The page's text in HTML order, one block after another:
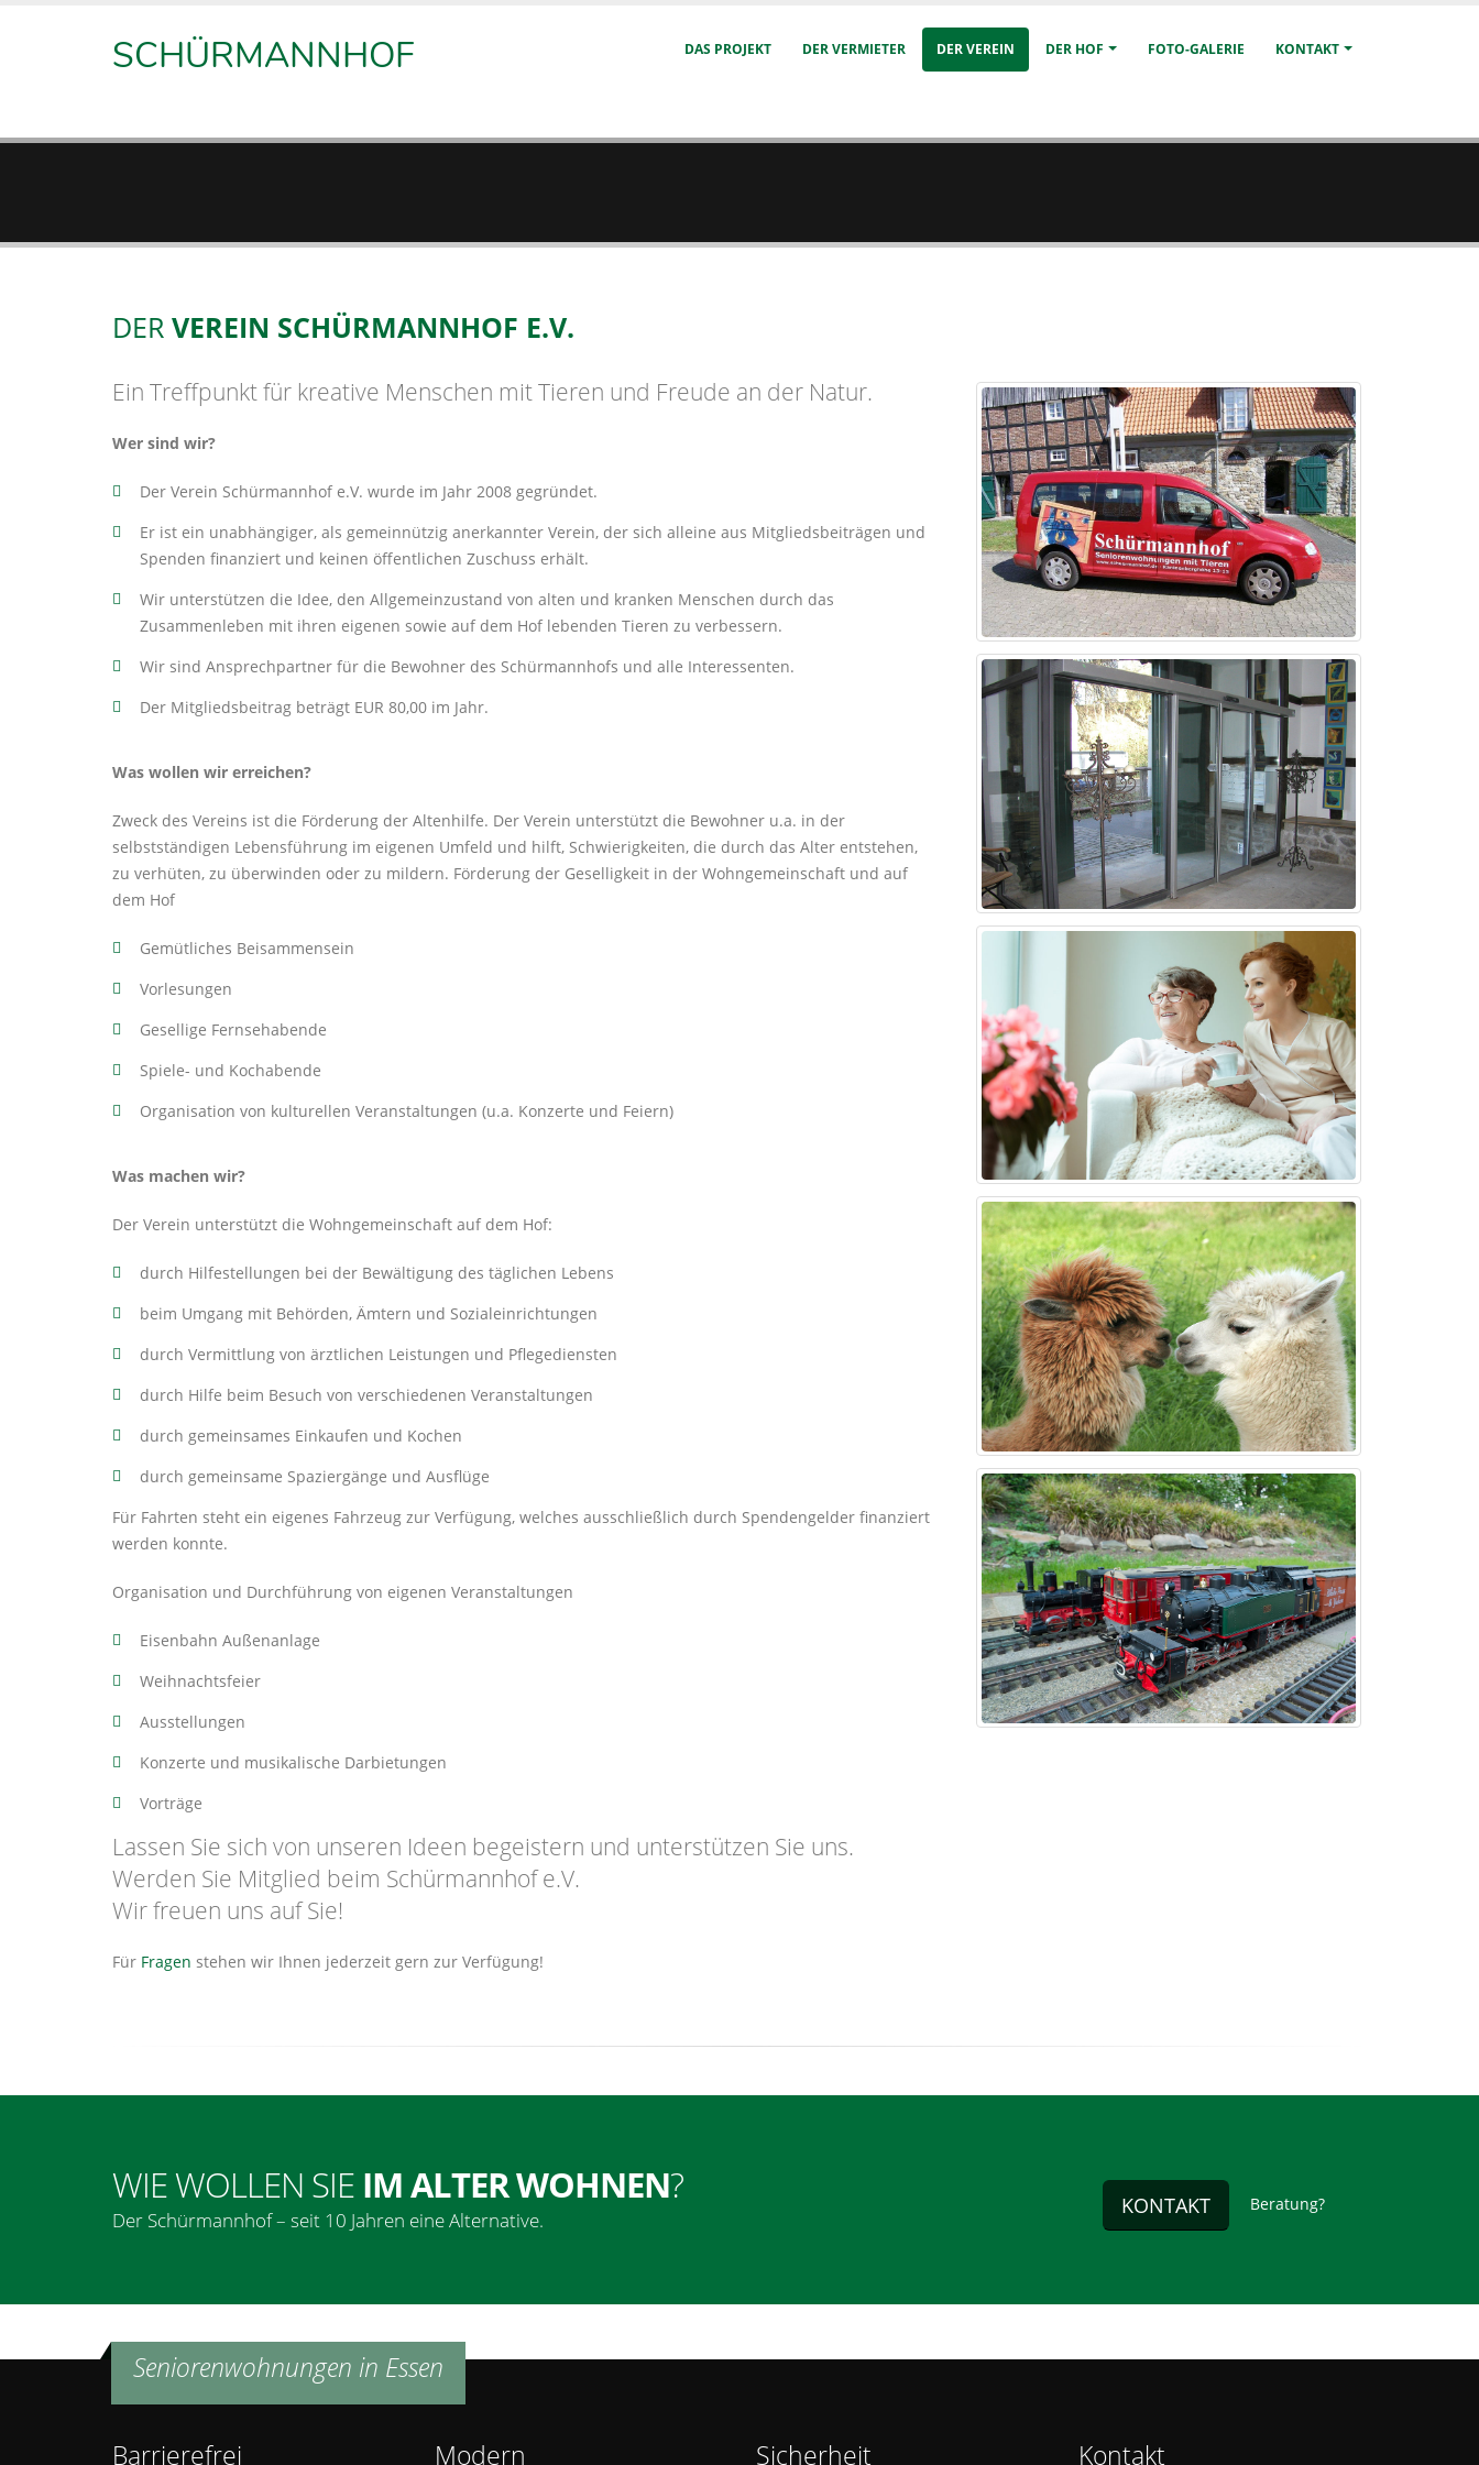
SCHÜRMANNHOF DAS PROJEKT DER VERMIETER DER VEREIN DER HOF FOTO-GALERIE KONTAKT
DER VEREIN SCHÜRMANNHOF E.V.
Ein Treffpunkt für kreative Menschen mit Tieren und Freude an der Natur.
Wer sind wir?
Der Verein Schürmannhof e.V. wurde im Jahr 2008 gegründet.
Er ist ein unabhängiger, als gemeinnützig anerkannter Verein, der sich alleine aus Mitgliedsbeiträgen und
Spenden finanziert und keinen öffentlichen Zuschuss erhält.
Wir unterstützen die Idee, den Allgemeinzustand von alten und kranken Menschen durch das
Zusammenleben mit ihren eigenen sowie auf dem Hof lebenden Tieren zu verbessern.
Wir sind Ansprechpartner für die Bewohner des Schürmannhofs und alle Interessenten.
Der Mitgliedsbeitrag beträgt EUR 80,00 im Jahr.
Was wollen wir erreichen?
Zweck des Vereins ist die Förderung der Altenhilfe. Der Verein unterstützt die Bewohner u.a. in der
selbstständigen Lebensführung im eigenen Umfeld und hilft, Schwierigkeiten, die durch das Alter entstehen,
zu verhüten, zu überwinden oder zu mildern. Förderung der Geselligkeit in der Wohngemeinschaft und auf
dem Hof
Gemütliches Beisammensein
Vorlesungen
Gesellige Fernsehabende
Spiele- und Kochabende
Organisation von kulturellen Veranstaltungen (u.a. Konzerte und Feiern)
Was machen wir?
Der Verein unterstützt die Wohngemeinschaft auf dem Hof:
durch Hilfestellungen bei der Bewältigung des täglichen Lebens
beim Umgang mit Behörden, Ämtern und Sozialeinrichtungen
durch Vermittlung von ärztlichen Leistungen und Pflegediensten
durch Hilfe beim Besuch von verschiedenen Veranstaltungen
durch gemeinsames Einkaufen und Kochen
durch gemeinsame Spaziergänge und Ausflüge
Für Fahrten steht ein eigenes Fahrzeug zur Verfügung, welches ausschließlich durch Spendengelder finanziert
werden konnte.
Organisation und Durchführung von eigenen Veranstaltungen
Eisenbahn Außenanlage
Weihnachtsfeier
Ausstellungen
Konzerte und musikalische Darbietungen
Vorträge
Lassen Sie sich von unseren Ideen begeistern und unterstützen Sie uns.
Werden Sie Mitglied beim Schürmannhof e.V.
Wir freuen uns auf Sie!
Für Fragen stehen wir Ihnen jederzeit gern zur Verfügung!
WIE WOLLEN SIE IM ALTER WOHNEN?
Der Schürmannhof – seit 10 Jahren eine Alternative.
KONTAKT Beratung?
Seniorenwohnungen in Essen
Barrierefrei Modern Sicherheit Kontakt